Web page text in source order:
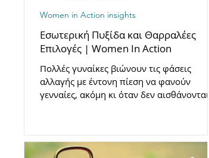
Εσωτερική Πυξίδα και Θαρραλέες
Επιλογές | Women In Action
Πολλές γυναίκες βιώνουν τις φάσεις
αλλαγής με έντονη πίεση να φανούν
γενναίες, ακόμη κι όταν δεν αισθάνονται
πυξίδας ως ένα βαθύ, αυθεντικό εργαλείο
λήψης αποφάσεων και προσωπικής
Women in Action insights